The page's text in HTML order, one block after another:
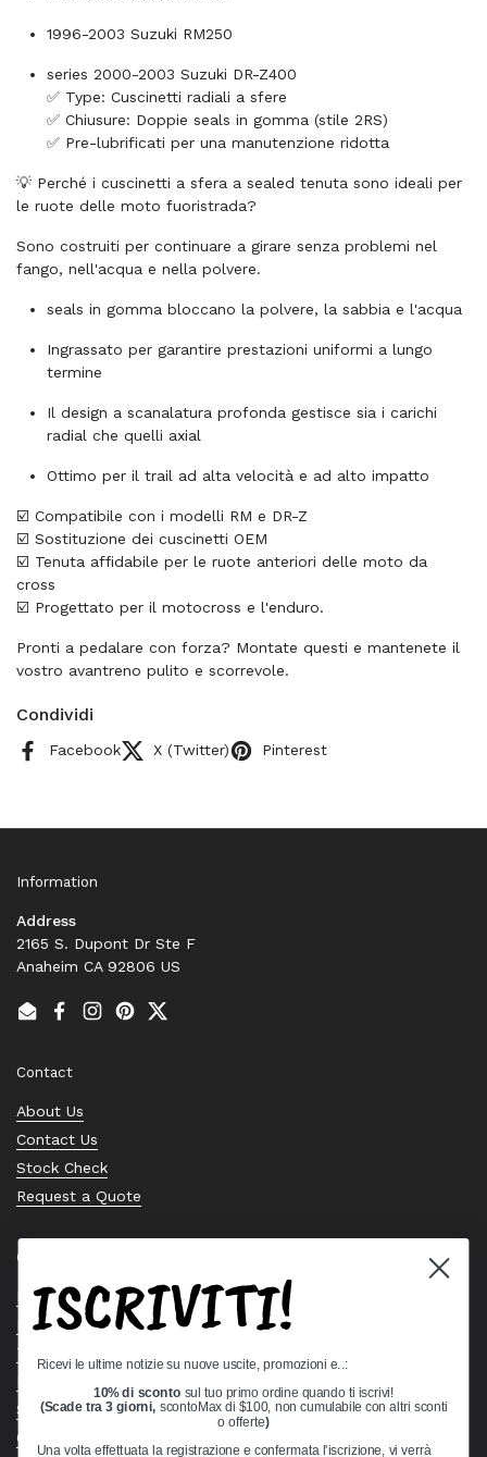
1996-2003 Suzuki RM250
series 2000-2003 Suzuki DR-Z400
✅ Type: Cuscinetti radiali a sfere
✅ Chiusure: Doppie seals in gomma (stile 2RS)
✅ Pre-lubrificati per una manutenzione ridotta
💡 Perché i cuscinetti a sfera a sealed tenuta sono ideali per
le ruote delle moto fuoristrada?
Sono costruiti per continuare a girare senza problemi nel
fango, nell'acqua e nella polvere.
seals in gomma bloccano la polvere, la sabbia e l'acqua
Ingrassato per garantire prestazioni uniformi a lungo
termine
Il design a scanalatura profonda gestisce sia i carichi
radial che quelli axial
Ottimo per il trail ad alta velocità e ad alto impatto
☑️ Compatibile con i modelli RM e DR-Z
☑️ Sostituzione dei cuscinetti OEM
☑️ Tenuta affidabile per le ruote anteriori delle moto da
cross
☑️ Progettato per il motocross e l'enduro.
Pronti a pedalare con forza? Montate questi e mantenete il
vostro avantreno pulito e scorrevole.
Condividi
Facebook X (Twitter) Pinterest
Information
Address
2165 S. Dupont Dr Ste F
Anaheim CA 92806 US
EmailFacebook
Instagram
PinterestTwitter
Contact
About Us
Contact Us
Stock Check
Request a Quote
Quick links
Bearing Knowledge Center
Privacy Policy
Terms & Conditions
Shipping Policy
Open Cookie Banner
ISCRIVITI!
Ricevi le ultime notizie su nuove uscite, promozioni e..:
10% di sconto sul tuo primo ordine quando ti iscrivi!
(Scade tra 3 giorni, scontoMax di $100, non cumulabile con altri sconti
o offerte)
Una volta effettuata la registrazione e confermata l'iscrizione, vi verrà